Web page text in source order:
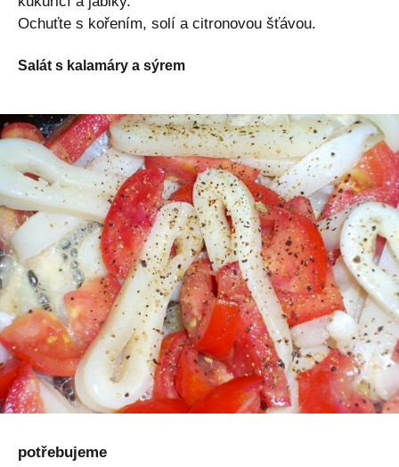
Ochuťte s kořením, solí a citronovou šťávou.
Salát s kalamáry a sýrem
potřebujeme